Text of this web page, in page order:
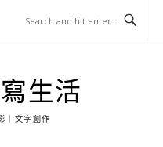
生活
｜文字創作